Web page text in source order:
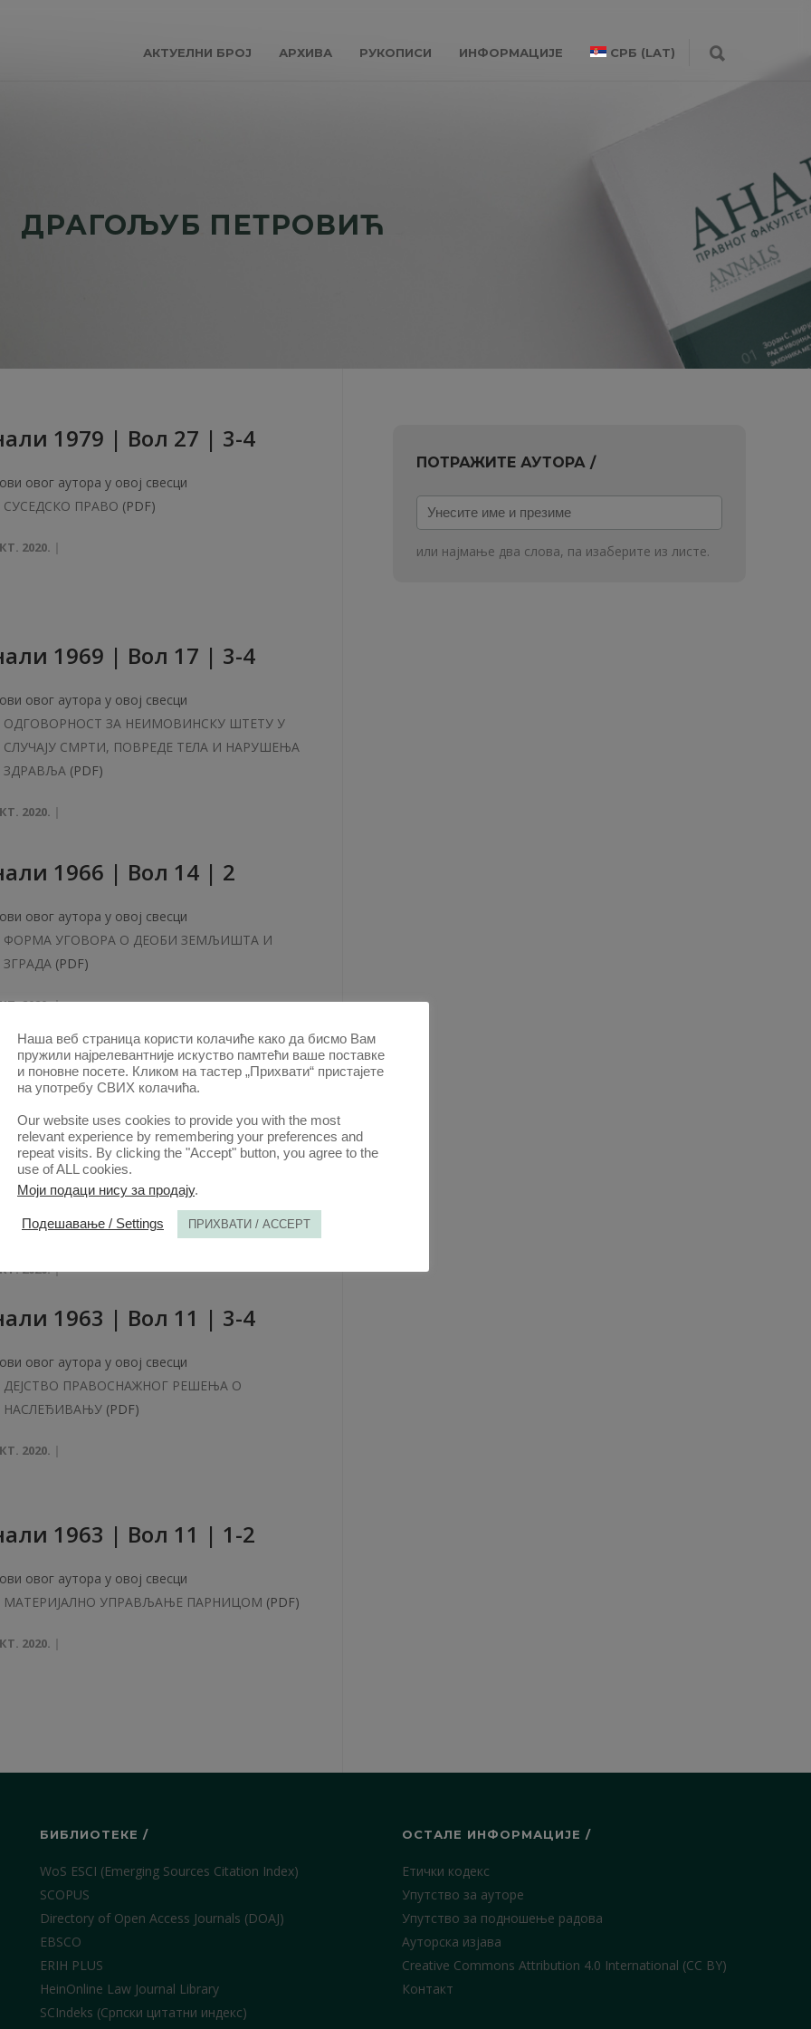
АКТУЕЛНИ БРОЈ АРХИВА РУКОПИСИ ИНФОРМАЦИЈЕ СРБ (LAT)
ДРАГОЉУБ ПЕТРОВИЋ
1979 | Вол 27 | 3-4
овог аутора у овој свесци
СУСЕДСКО ПРАВО (PDF)
2020.
1969 | Вол 17 | 3-4
овог аутора у овој свесци
ОДГОВОРНОСТ ЗА НЕИМОВИНСКУ ШТЕТУ У
СЛУЧАЈУ СМРТИ, ПОВРЕДЕ ТЕЛА И НАРУШЕЊА
ЗДРАВЉА (PDF)
2020.
1966 | Вол 14 | 2
овог аутора у овој свесци
ФОРМА УГОВОРА О ДЕОБИ ЗЕМЉИШТА И
ЗГРАДА (PDF)
2020.
1964 | Вол 12 | 2-3
овог аутора у овој свесци
ЗАКЉУЧЦИ О БИТНИМ ЧИЊЕНИЦАМА У
БЕЛЕШКЕ (PDF)
2020.
1963 | Вол 11 | 3-4
овог аутора у овој свесци
ДЕЈСТВО ПРАВОСНАЖНОГ РЕШЕЊА О
НАСЛЕЂИВАЊУ (PDF)
2020.
1963 | Вол 11 | 1-2
овог аутора у овој свесци
МАТЕРИJAЛНО УПРАВЉАЊЕ ПАРНИЦОМ (PDF)
2020.
ПОТРАЖИТЕ АУТОРА /
Унесите
име
и
или најмање два слова, па изаберите из листе.
БИБЛИОТЕКЕ /
WoS ESCI (Emerging Sources Citation Index)
SCOPUS
Directory of Open Access Journals (DOAJ)
EBSCO
ERIH PLUS
HeinOnline Law Journal Library
SCIndeks (Српски цитатни индекс)
ОСТАЛЕ ИНФОРМАЦИЈЕ /
Етички кодекс
Упутство за ауторе
Упутство за подношење радова
Ауторска изјава
Creative Commons Attribution 4.0 International (CC BY)
Контакт
Наша веб страница користи колачиће како да бисмо Вам
пружили најрелевантније искуство памтећи ваше поставке
и поновне посете. Кликом на тастер „Прихвати“ пристајете
на употребу СВИХ колачића.
Our website uses cookies to provide you with the most
relevant experience by remembering your preferences and
repeat visits. By clicking the "Accept" button, you agree to the
use of ALL cookies.
Моји подаци нису за продају.
Подешавање / Settings ПРИХВАТИ / ACCEPT